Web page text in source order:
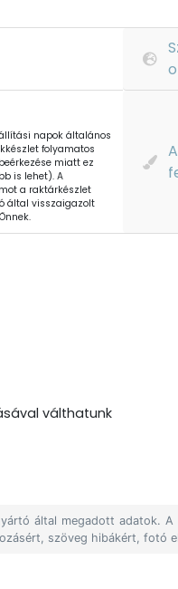
napok általános
folyamatos
miatt ez
is lehet). A
a raktárkészlet
által visszaigazolt
válthatunk
által megadott adatok.
szöveg hibákért, fotó